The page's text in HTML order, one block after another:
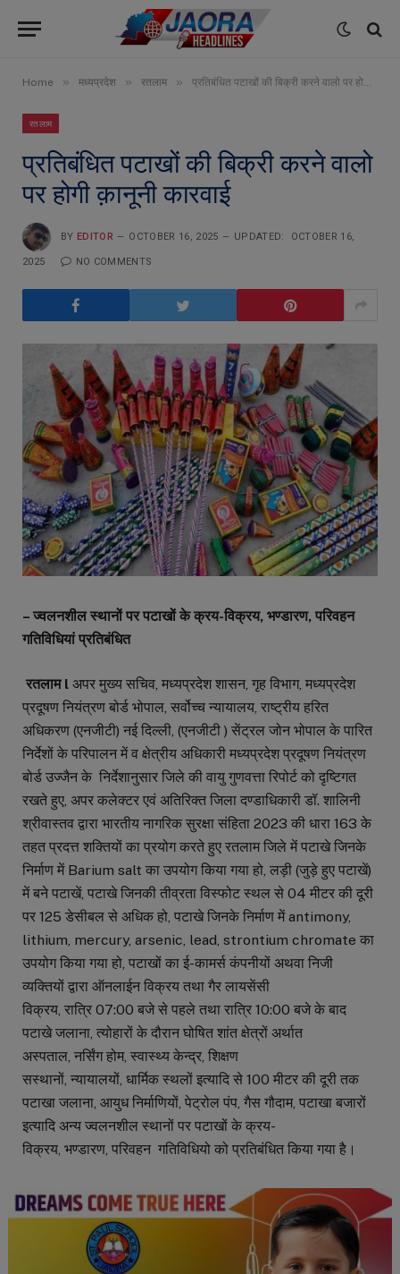
Home » मध्यप्रदेश » रतलाम » प्रतिबंधित पटाखों की बिक्री करने वालो पर होगी क़ानूनी कारवाई
रतलाम
प्रतिबंधित पटाखों की बिक्री करने वालो
पर होगी क़ानूनी कारवाई
BY EDITOR OCTOBER 16, 2025 UPDATED: OCTOBER 16,
2025 NO COMMENTS
– ज्वलनशील स्थानों पर पटाखों के क्रय-विक्रय, भण्डारण, परिवहन
गतिविधियां प्रतिबंधित
रतलाम l अपर मुख्य सचिव, मध्यप्रदेश शासन, गृह विभाग, मध्यप्रदेश
प्रदूषण नियंत्रण बोर्ड भोपाल, सर्वोच्च न्यायालय, राष्ट्रीय हरित
अधिकरण (एनजीटी) नई दिल्ली, (एनजीटी ) सेंट्रल जोन भोपाल के पारित
निर्देशों के परिपालन में व क्षेत्रीय अधिकारी मध्यप्रदेश प्रदूषण नियंत्रण
बोर्ड उज्जैन के निर्देशानुसार जिले की वायु गुणवत्ता रिपोर्ट को दृष्टिगत
रखते हुए, अपर कलेक्टर एवं अतिरिक्त जिला दण्डाधिकारी डॉ. शालिनी
श्रीवास्तव द्वारा भारतीय नागरिक सुरक्षा संहिता 2023 की धारा 163 के
तहत प्रदत्त शक्तियों का प्रयोग करते हुए रतलाम जिले में पटाखे जिनके
निर्माण में Barium salt का उपयोग किया गया हो, लड़ी (जुड़े हुए पटाखें)
में बने पटाखें, पटाखे जिनकी तीव्रता विस्फोट स्थल से 04 मीटर की दूरी
पर 125 डेसीबल से अधिक हो, पटाखे जिनके निर्माण में antimony,
lithium, mercury, arsenic, lead, strontium chromate का
उपयोग किया गया हो, पटाखों का ई-कामर्स कंपनीयों अथवा निजी
व्यक्तियों द्वारा ऑनलाईन विक्रय तथा गैर लायसेंसी
विक्रय, रात्रि 07:00 बजे से पहले तथा रात्रि 10:00 बजे के बाद
पटाखे जलाना, त्योहारों के दौरान घोषित शांत क्षेत्रों अर्थात
अस्पताल, नर्सिंग होम, स्वास्थ्य केन्द्र, शिक्षण
सस्थानों, न्यायालयों, धार्मिक स्थलों इत्यादि से 100 मीटर की दूरी तक
पटाखा जलाना, आयुध निर्माणियों, पेट्रोल पंप, गैस गौदाम, पटाखा बजारों
इत्यादि अन्य ज्वलनशील स्थानों पर पटाखों के क्रय-
विक्रय, भण्डारण, परिवहन गतिविधियो को प्रतिबंधित किया गया है।